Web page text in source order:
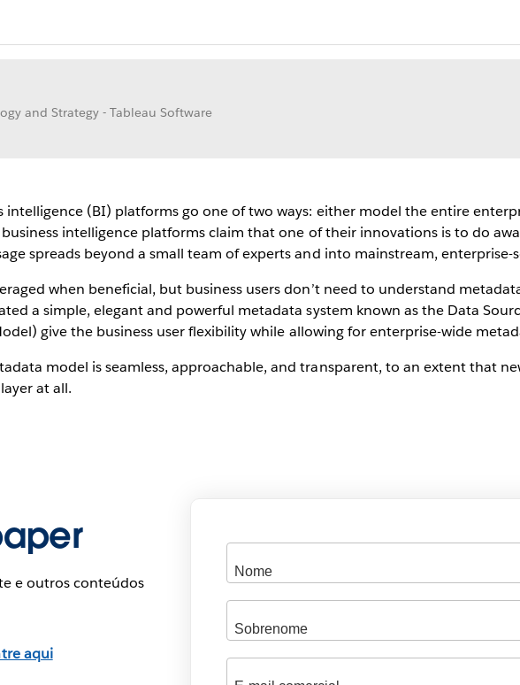
and Strategy - Tableau Software
(BI) platforms go one of two ways: either model the entire
intelligence platforms claim that one of their innovations is to do
spreads beyond a small team of experts and into mainstream, enterprise-
when beneficial, but business users don’t need to understand
a simple, elegant and powerful metadata system known as the Data
give the business user flexibility while allowing for enterprise-wide
model is seamless, approachable, and transparent, to an extent that
at all.
e outros conteúdos
aqui